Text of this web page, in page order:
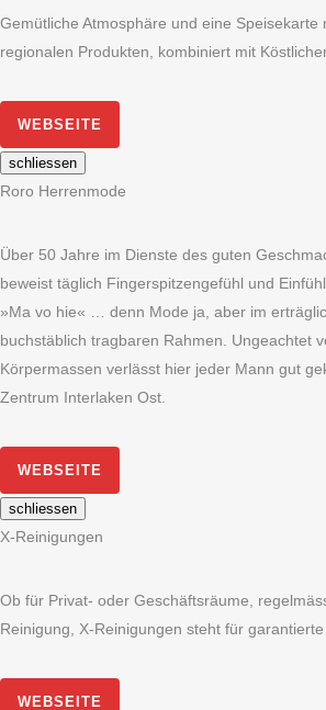
Gemütliche Atmosphäre und eine Speisekarte
regionalen Produkten, kombiniert mit
WEBSEITE
schliessen
Roro Herrenmode
Über 50 Jahre im Dienste des guten
beweist täglich Fingerspitzengefühl und
»Ma vo hie« … denn Mode ja, aber im
buchstäblich tragbaren Rahmen. Ungeachtet
Körpermassen verlässt hier jeder Mann gut
Zentrum Interlaken Ost.
WEBSEITE
schliessen
X-Reinigungen
Ob für Privat- oder Geschäftsräume,
Reinigung, X-Reinigungen steht für
WEBSEITE